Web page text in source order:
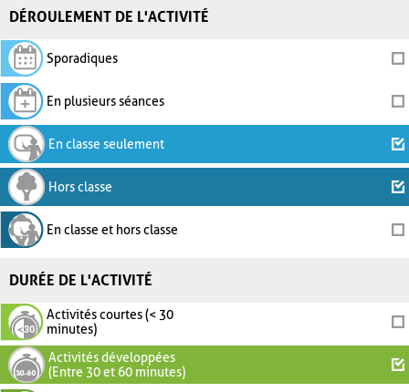
DÉROULEMENT DE L'ACTIVITÉ
Sporadiques
En plusieurs séances
En classe seulement
Hors classe
En classe et hors classe
DURÉE DE L'ACTIVITÉ
Activités courtes (< 30
minutes)
Activités développées
(Entre 30 et 60 minutes)